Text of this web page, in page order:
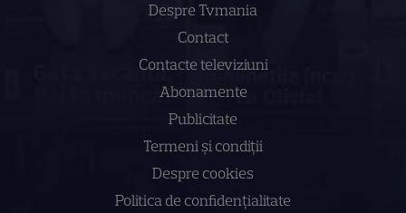
Despre Tvmania
Contact
Contacte televiziuni
Abonamente
Publicitate
Termeni și condiții
Despre cookies
Politica de confidenţialitate